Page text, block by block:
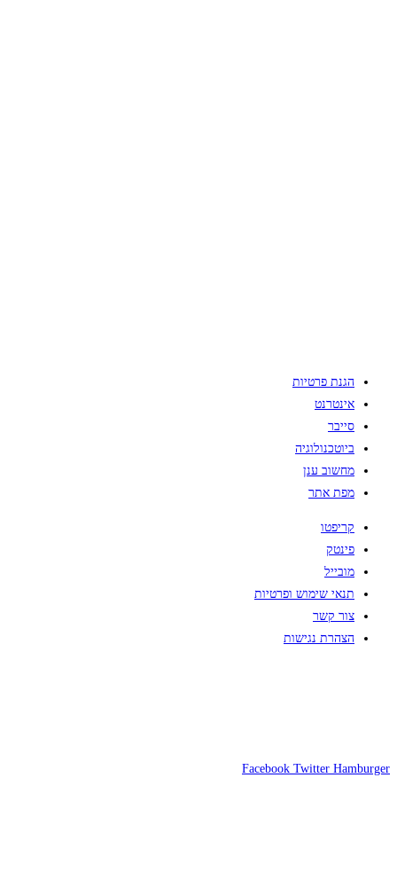
הגנת פרטיות
אינטרנט
סייבר
ביוטכנולוגיה
מחשוב ענן
מפת אתר
קריפטו
פינטק
מובייל
תנאי שימוש ופרטיות
צור קשר
הצהרת נגישות
Facebook Twitter Hamburger